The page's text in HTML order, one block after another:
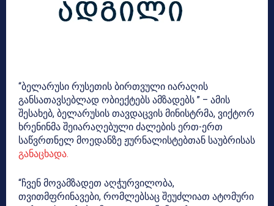
“ბელარუსი რუსეთის ბირთვული იარაღის
განსათავსებლად ობიექტებს ამზადებს ” – ამის
შესახებ, ბელარუსის თავდაცვის მინისტრმა, ვიქტორ
ხრენინმა შეიარაღებული ძალების ერთ-ერთ
საწვრთნელ მოედანზე ჟურნალისტებთან საუბრისას
განაცხადა.
“ჩვენ მოვამზადეთ აღჭურვილობა,
თვითმფრინავები, რომლებსაც შეუძლიათ ატომური